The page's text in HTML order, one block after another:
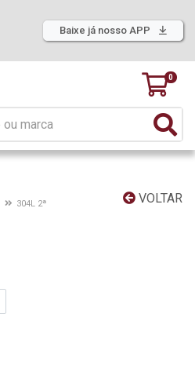
Baixe já nosso APP
0
VOLTAR
304L 2ª